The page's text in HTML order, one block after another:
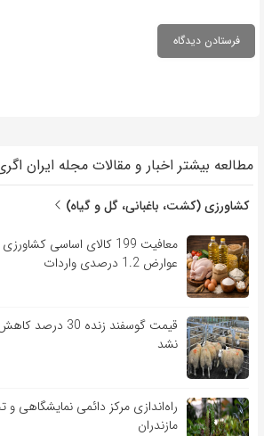
مطالعه بیشتر اخبار و مقالات مجله ایران
کشاورزی (کشت، باغبانی، گل و گیاه)
معافیت 199 کالای اساسی
عوارض 1.2 درصدی واردات
قیمت گوسفند زنده
نشد
راه‌اندازی مرکز دائمی نمایشگاهی و
مازندران